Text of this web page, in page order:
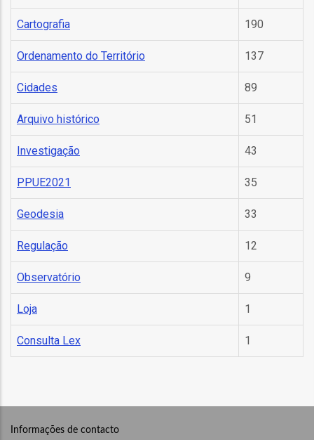
Cartografia 190
Ordenamento do Território 137
Cidades 89
Arquivo histórico 51
Investigação 43
PPUE2021 35
Geodesia 33
Regulação 12
Observatório 9
Loja 1
Consulta Lex 1
Informações de contacto